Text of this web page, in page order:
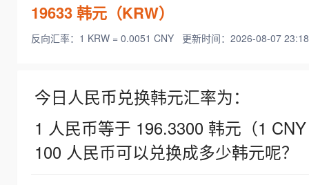
19633韩元（KRW）
反向汇率：1 KRW = 0.0051 CNY 更新时间：2026-08-07
今日人民币兑换韩元汇率为：
1 人民币等于 196.3300 韩元（1
100 人民币可以兑换成多少韩元呢？